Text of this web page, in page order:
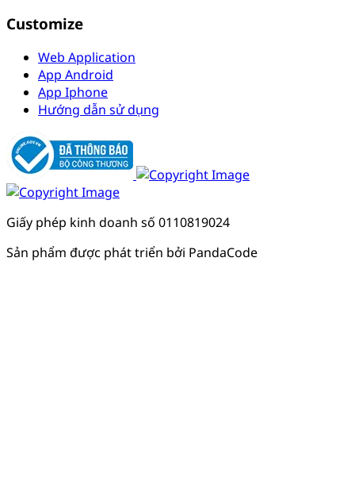
Customize
Web Application
App Android
App Iphone
Hướng dẫn sử dụng
Giấy phép kinh doanh số 0110819024
Sản phẩm được phát triển bởi PandaCode